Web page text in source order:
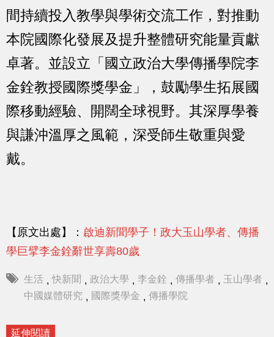
間持續投入教學與學術交流工作，對推動
本院國際化發展及提升整體研究能量貢獻
卓著。並設立「國立政治大學傳播學院李
金銓教授國際獎學金」，鼓勵學生拓展國
際移動經驗、開闊全球視野。其深厚學養
與謙沖溫厚之風範，深受師生敬重與愛
戴。
【原文出處】： 啟迪新聞學子！政大玉山學者、傳播
學巨擘李金銓辭世享壽80歲
生活 , 快新聞 , 政治大學 , 李金銓 , 傳播學者 , 玉山學者 ,
中國媒體研究 , 國際獎學金 , 傳播學院
延伸閱讀